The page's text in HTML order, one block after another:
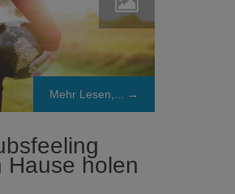
Mehr Lesen,... →
Hause holen